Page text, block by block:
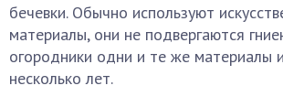
бечевки. Обычно используют
материалы, они не подвергаются
огородники одни и те же материалы
несколько лет.